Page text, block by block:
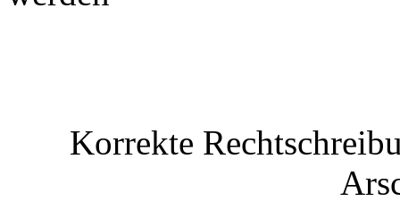
Korrekte